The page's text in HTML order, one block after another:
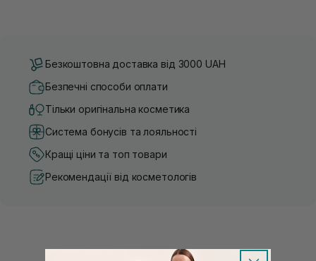
Безкоштовна доставка від 3000 UAH
Безпечні способи оплати
Тільки оригінальна косметика
Система бонусів та лояльності
Кращі ціни та топ товари
Рекомендації від косметологів